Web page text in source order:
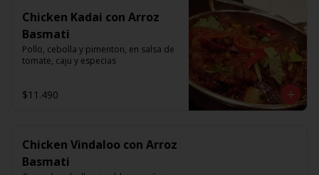
Chicken Kadai con Arroz
Basmati
Pollo, cebolla y pimenton, en salsa de
tomate, caju y especias
$11.490
Chicken Vindaloo con Arroz
Basmati